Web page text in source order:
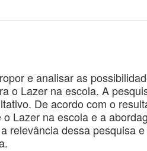
e analisar as
o Lazer na escola. A
De acordo com o
Lazer na escola e a
relevância dessa pesquisa